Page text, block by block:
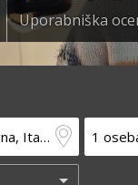
Uporabniška